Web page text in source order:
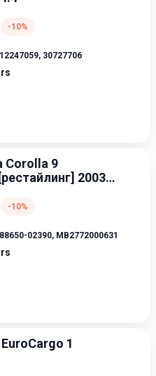
-10%
12247059, 30727706
Corolla 9
2003-
-10%
88650-02390, MB2772000631
1